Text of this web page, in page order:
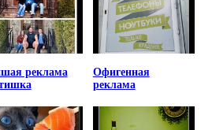
реклама
Офигенная
реклама